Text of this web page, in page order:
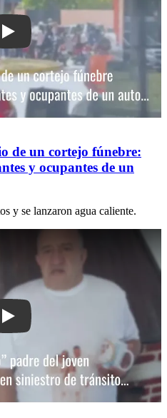
Play: Insólita situación en medio de
de un cortejo fúnebre:
y ocupantes de un
y se lanzaron agua caliente.
Play: “Estoy destruido por dentro”: